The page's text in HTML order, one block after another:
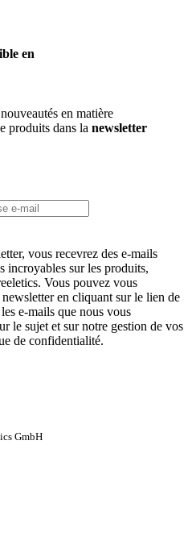
en
en matière
produits dans la newsletter
vous recevrez des e-mails
incroyables sur les produits,
Vous pouvez vous
en cliquant sur le lien de
e-mails que nous vous
le sujet et sur notre gestion de vos
de confidentialité.
GmbH